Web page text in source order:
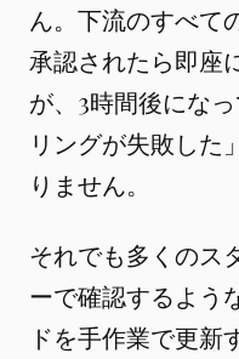
ん。下流のすべて
承認されたら即座
が、3時間後にな
リングが失敗した
りません。
それでも多くのス
ーで確認するよう
ドを手作業で更新